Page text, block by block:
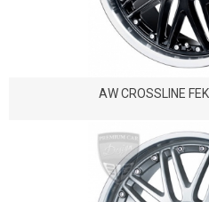
AW CROSSLINE